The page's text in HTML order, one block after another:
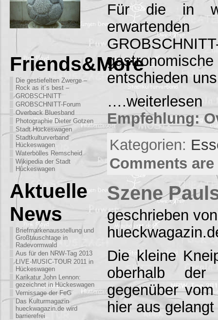
Friends&More
Die gestiefelten Zwerge –
Rock as it´s best –
GROBSCHNITT
GROBSCHNITT-Forum
Overback Bluesband
Photographie Dieter Gotzen
Stadt Hückeswagen
Stadtkulturverband
Hückeswagen
Waterbölles Remscheid
Wikipedia der Stadt
Hückeswagen
Aktuelle
News
Briefmarkenausstellung und
Großtauschtage in
Radevormwald
Aus für den NRW-Tag 2013
LIVE-MUSIC-TOUR 2011 in
Hückeswagen
Karikatur John Lennon:
gezeichnet in Hückeswagen
Vernissage der FeG
Das Kulturmagazin
hueckwagazin.de wird
barrierefrei
Für die in
erwartenden
entschieden
Empfehlung:
Kategorien:
Comments
Szene
geschrieben
Die kleine
oberhalb der
gegenüber
hier aus